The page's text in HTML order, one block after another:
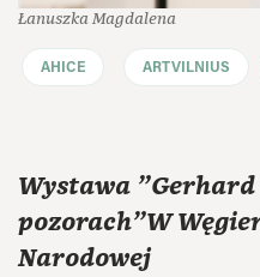
Łanuszka Magdalena
AHICE ARTVILNIUS
Wystawa
pozorach"W
Narodowej